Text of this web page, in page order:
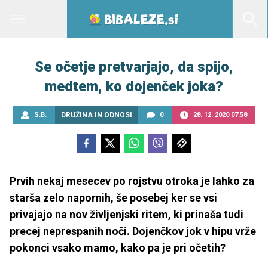
Se očetje pretvarjajo, da spijo,
medtem, ko dojenček joka?
S.B. DRUŽINA IN ODNOSI 0 28. 12. 2020 07.58
Prvih nekaj mesecev po rojstvu otroka je lahko za
starša zelo napornih, še posebej ker se vsi
privajajo na nov življenjski ritem, ki prinaša tudi
precej neprespanih noči. Dojenčkov jok v hipu vrže
pokonci vsako mamo, kako pa je pri očetih?